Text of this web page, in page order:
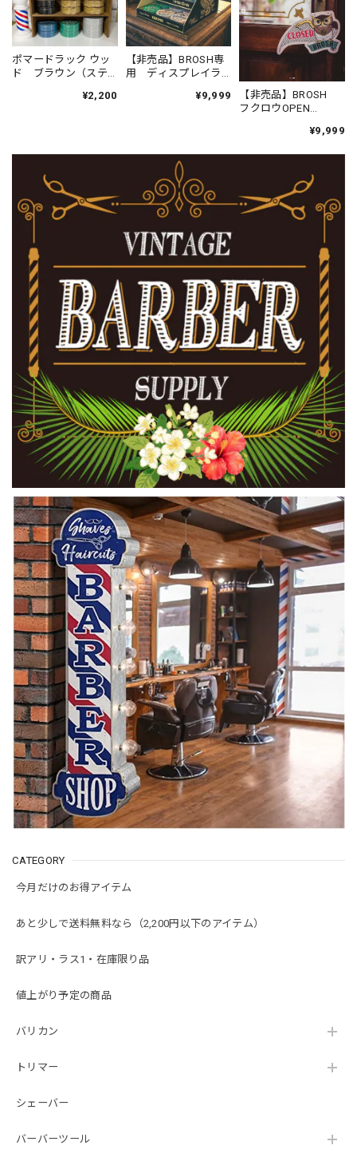
CATEGORY
今月だけのお得アイテム
あと少しで送料無料なら（2,200円以下のアイテム）
訳アリ・ラス1・在庫限り品
値上がり予定の商品
バリカン
トリマー
シェーバー
バーバーツール
ポマードラック ウッ
ド ブラウン（ステ
¥2,200
【非売品】BROSH専
用 ディスプレイラ
¥9,999
【非売品】BROSH
フクロウOPEN
¥9,999